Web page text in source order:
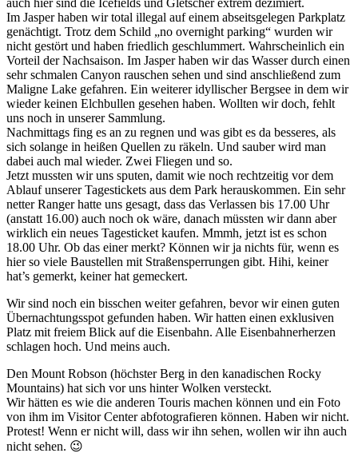
Im Jasper haben wir total illegal auf einem abseitsgelegen Parkplatz
genächtigt. Trotz dem Schild „no overnight parking“ wurden wir
nicht gestört und haben friedlich geschlummert. Wahrscheinlich ein
Vorteil der Nachsaison. Im Jasper haben wir das Wasser durch einen
sehr schmalen Canyon rauschen sehen und sind anschließend zum
Maligne Lake gefahren. Ein weiterer idyllischer Bergsee in dem wir
wieder keinen Elchbullen gesehen haben. Wollten wir doch, fehlt
uns noch in unserer Sammlung.
Nachmittags fing es an zu regnen und was gibt es da besseres, als
sich solange in heißen Quellen zu räkeln. Und sauber wird man
dabei auch mal wieder. Zwei Fliegen und so.
Jetzt mussten wir uns sputen, damit wie noch rechtzeitig vor dem
Ablauf unserer Tagestickets aus dem Park herauskommen. Ein sehr
netter Ranger hatte uns gesagt, dass das Verlassen bis 17.00 Uhr
(anstatt 16.00) auch noch ok wäre, danach müssten wir dann aber
wirklich ein neues Tagesticket kaufen. Mmmh, jetzt ist es schon
18.00 Uhr. Ob das einer merkt? Können wir ja nichts für, wenn es
hier so viele Baustellen mit Straßensperrungen gibt. Hihi, keiner
hat’s gemerkt, keiner hat gemeckert.
Wir sind noch ein bisschen weiter gefahren, bevor wir einen guten
Übernachtungsspot gefunden haben. Wir hatten einen exklusiven
Platz mit freiem Blick auf die Eisenbahn. Alle Eisenbahnerherzen
schlagen hoch. Und meins auch.
Den Mount Robson (höchster Berg in den kanadischen Rocky
Mountains) hat sich vor uns hinter Wolken versteckt.
Wir hätten es wie die anderen Touris machen können und ein Foto
von ihm im Visitor Center abfotografieren können. Haben wir nicht.
Protest! Wenn er nicht will, dass wir ihn sehen, wollen wir ihn auch
nicht sehen. 😉